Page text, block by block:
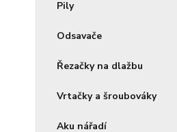
Pily
Odsavače
Řezačky na dlažbu
Vrtačky a šroubováky
Aku nářadí